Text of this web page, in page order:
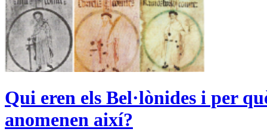
Qui eren els Bel·lònides i per
anomenen així?